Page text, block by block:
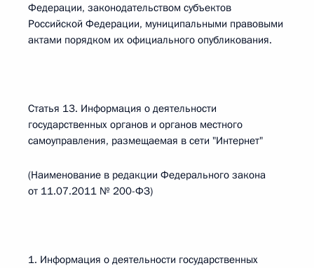
Федерации, законодательством субъектов
Российской Федерации, муниципальными правовыми
актами порядком их официального опубликования.
Статья 13. Информация о деятельности
государственных органов и органов местного
самоуправления, размещаемая в сети "Интернет"
(Наименование в редакции Федерального закона
от 11.07.2011 № 200-ФЗ)
1. Информация о деятельности государственных